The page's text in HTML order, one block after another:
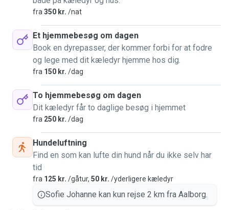
fra 350 kr. /nat
Et hjemmebesøg om dagen
Book en dyrepasser, der kommer forbi for at fodre
og lege med dit kæledyr hjemme hos dig.
fra 150 kr. /dag
To hjemmebesøg om dagen
Dit kæledyr får to daglige besøg i hjemmet
fra 250 kr. /dag
Hundeluftning
Find en som kan lufte din hund når du ikke selv har
tid
fra 125 kr. /gåtur, 50 kr. /yderligere kæledyr
Sofie Johanne kan kun rejse 2 km fra Aalborg.